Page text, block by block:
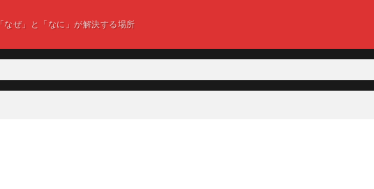
「なぜ」と「なに」が解決する場所